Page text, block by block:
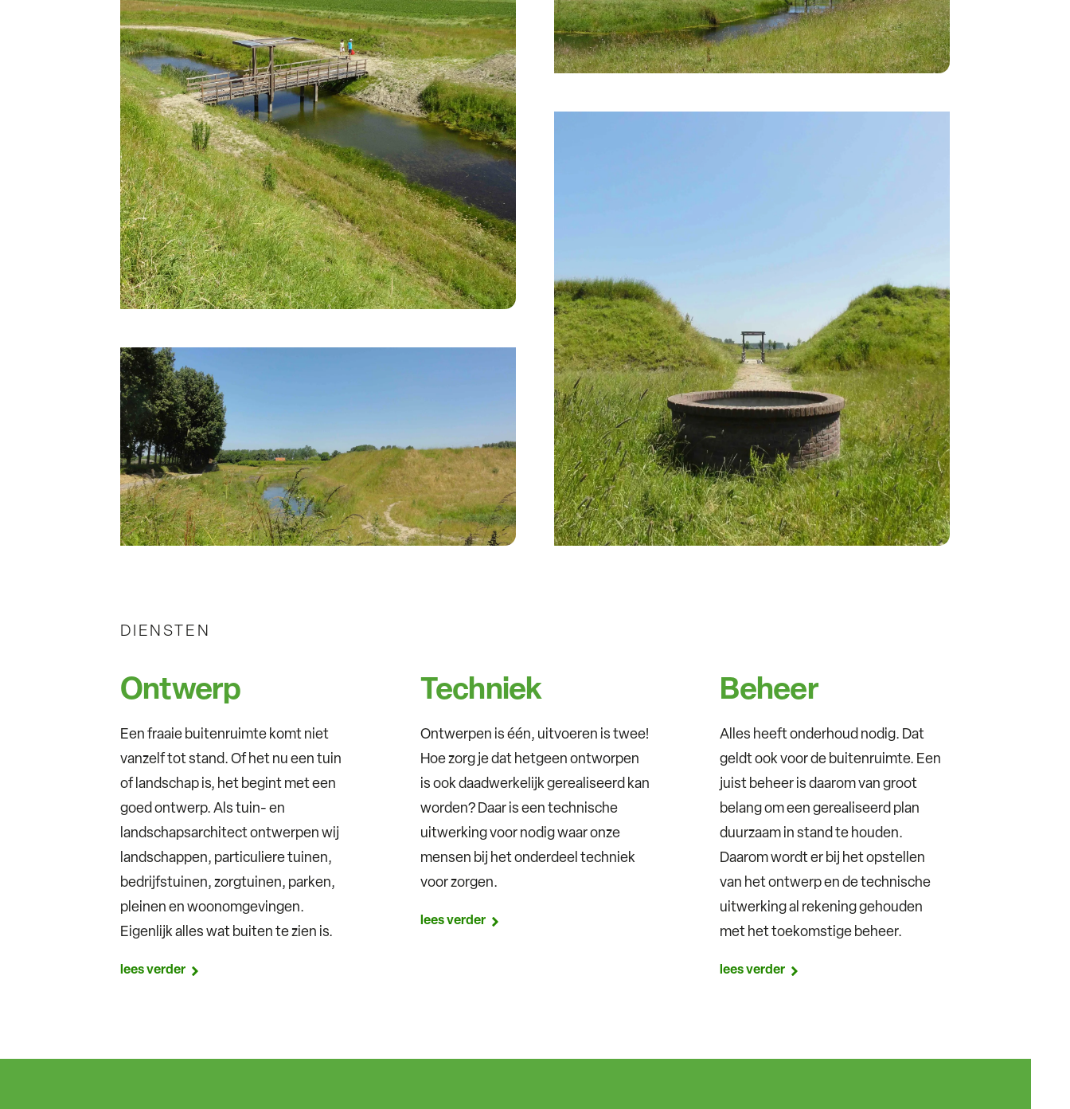
DIENSTEN
Ontwerp
Een fraaie buitenruimte komt niet
vanzelf tot stand. Of het nu een tuin
of landschap is, het begint met een
goed ontwerp. Als tuin- en
landschapsarchitect ontwerpen wij
landschappen, particuliere tuinen,
bedrijfstuinen, zorgtuinen, parken,
pleinen en woonomgevingen.
Eigenlijk alles wat buiten te zien is.
lees verder
Techniek
Ontwerpen is één, uitvoeren is twee!
Hoe zorg je dat hetgeen ontworpen
is ook daadwerkelijk gerealiseerd kan
worden? Daar is een technische
uitwerking voor nodig waar onze
mensen bij het onderdeel techniek
voor zorgen.
lees verder
Beheer
Alles heeft onderhoud nodig. Dat
geldt ook voor de buitenruimte. Een
juist beheer is daarom van groot
belang om een gerealiseerd plan
duurzaam in stand te houden.
Daarom wordt er bij het opstellen
van het ontwerp en de technische
uitwerking al rekening gehouden
met het toekomstige beheer.
lees verder